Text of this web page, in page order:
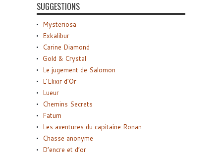
SUGGESTIONS
Mysteriosa
Exkalibur
Carine Diamond
Gold & Crystal
Le jugement de Salomon
L’Elixir d’Or
Lueur
Chemins Secrets
Fatum
Les aventures du capitaine Ronan
Chasse anonyme
D’encre et d’or